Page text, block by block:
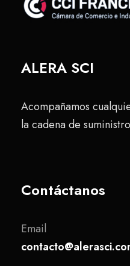
ALERA SCI
Acompañamos
la cadena de
Contáctanos
Email